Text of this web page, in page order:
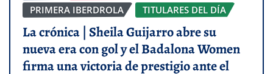
PRIMERA IBERDROLA
TITULARES DEL DÍA
La crónica | Sheila Guijarro abre su
nueva era con gol y el Badalona Women
firma una victoria de prestigio ante el